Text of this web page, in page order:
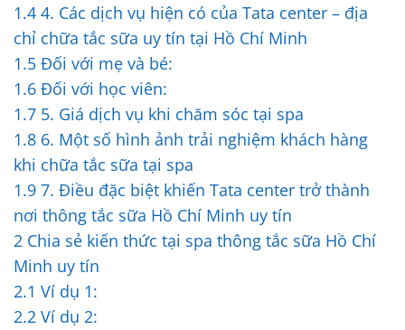
1.4 4. Các dịch vụ hiện có của Tata center – địa
chỉ chữa tắc sữa uy tín tại Hồ Chí Minh
1.5 Đối với mẹ và bé:
1.6 Đối với học viên:
1.7 5. Giá dịch vụ khi chăm sóc tại spa
1.8 6. Một số hình ảnh trải nghiệm khách hàng
khi chữa tắc sữa tại spa
1.9 7. Điều đặc biệt khiến Tata center trở thành
nơi thông tắc sữa Hồ Chí Minh uy tín
2 Chia sẻ kiến thức tại spa thông tắc sữa Hồ Chí
Minh uy tín
2.1 Ví dụ 1:
2.2 Ví dụ 2: